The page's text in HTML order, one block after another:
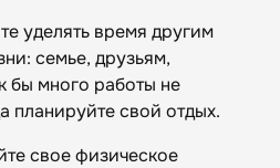
уделять время другим
семье, друзьям,
бы много работы не
планируйте свой отдых.
свое физическое